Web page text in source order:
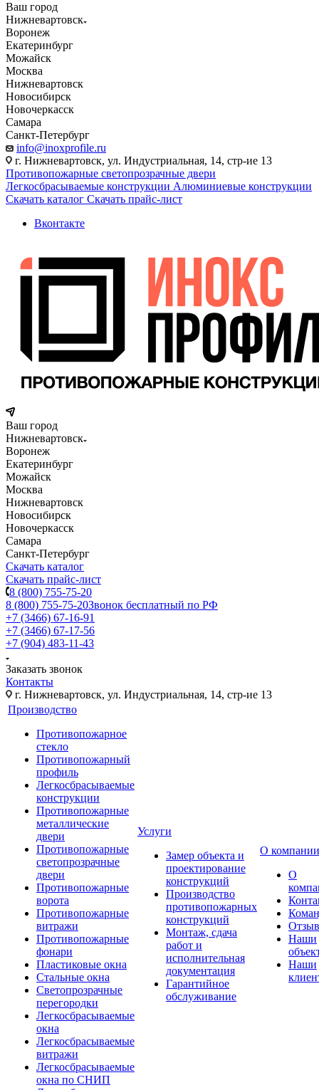
Ваш город
Нижневартовск
Воронеж
Екатеринбург
Можайск
Москва
Нижневартовск
Новосибирск
Новочеркасск
Самара
Санкт-Петербург
info@inoxprofile.ru
г. Нижневартовск, ул. Индустриальная, 14, стр-ие 13
Противопожарные светопрозрачные двери
Легкосбрасываемые конструкции Алюминиевые конструкции
Скачать каталог Скачать прайс-лист
Вконтакте
Ваш город
Нижневартовск
Воронеж
Екатеринбург
Можайск
Москва
Нижневартовск
Новосибирск
Новочеркасск
Самара
Санкт-Петербург
Скачать каталог
Скачать прайс-лист
8 (800) 755-75-20
8 (800) 755-75-20Звонок бесплатный по РФ
+7 (3466) 67-16-91
+7 (3466) 67-17-56
+7 (904) 483-11-43
Заказать звонок
Контакты
г. Нижневартовск, ул. Индустриальная, 14, стр-ие 13
Производство
Противопожарное
стекло
Противопожарный
профиль
Легкосбрасываемые
конструкции
Противопожарные
металлические
двери
Противопожарные
светопрозрачные
двери
Противопожарные
ворота
Противопожарные
витражи
Противопожарные
фонари
Пластиковые окна
Стальные окна
Светопрозрачные
перегородки
Легкосбрасываемые
окна
Легкосбрасываемые
витражи
Легкосбрасываемые
окна по СНИП
Услуги
Замер объекта и
проектирование
конструкций
Производство
противопожарных
конструкций
Монтаж, сдача
работ и
исполнительная
документация
Гарантийное
обслуживание
О компании
О
Наши
Наши